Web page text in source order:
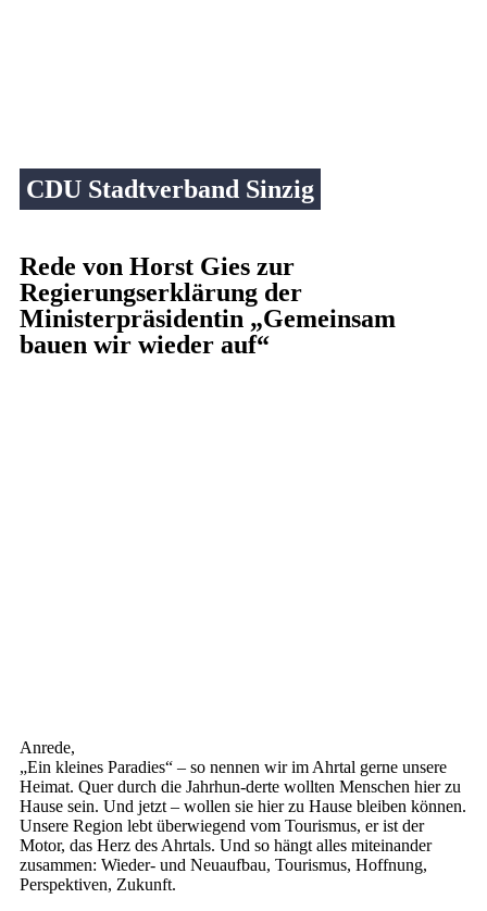
CDU Stadtverband Sinzig
Rede von Horst Gies zur
Regierungserklärung der
Ministerpräsidentin „Gemeinsam
bauen wir wieder auf“
Anrede,
„Ein kleines Paradies“ – so nennen wir im Ahrtal gerne unsere
Heimat. Quer durch die Jahrhun-derte wollten Menschen hier zu
Hause sein. Und jetzt – wollen sie hier zu Hause bleiben können.
Unsere Region lebt überwiegend vom Tourismus, er ist der
Motor, das Herz des Ahrtals. Und so hängt alles miteinander
zusammen: Wieder- und Neuaufbau, Tourismus, Hoffnung,
Perspektiven, Zukunft.